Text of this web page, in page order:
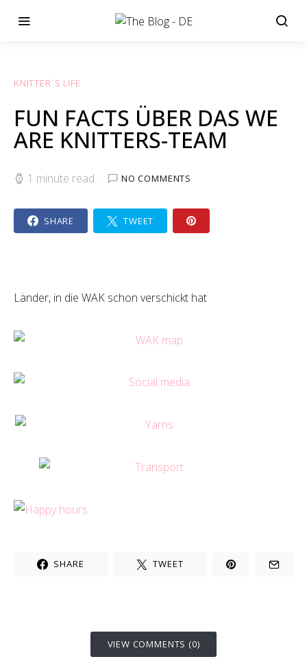
KNITTER´S LIFE
FUN FACTS ÜBER DAS WE
ARE KNITTERS-TEAM
1 minute read NO COMMENTS
SHARE TWEET
Länder, in die WAK schon verschickt hat
SHARE TWEET
VIEW COMMENTS (0)